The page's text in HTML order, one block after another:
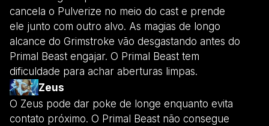
cancela o Pulverize no meio do cast e prende
ele junto com outro alvo. As magias de longo
alcance do Grimstroke vão desgastando antes do
Primal Beast engajar. O Primal Beast tem
dificuldade para achar aberturas limpas.
Zeus
O Zeus pode dar poke de longe enquanto evita
contato próximo. O Primal Beast não consegue